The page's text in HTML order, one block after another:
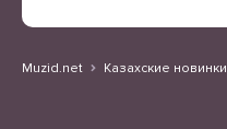
Muzid.net Казахские новинки